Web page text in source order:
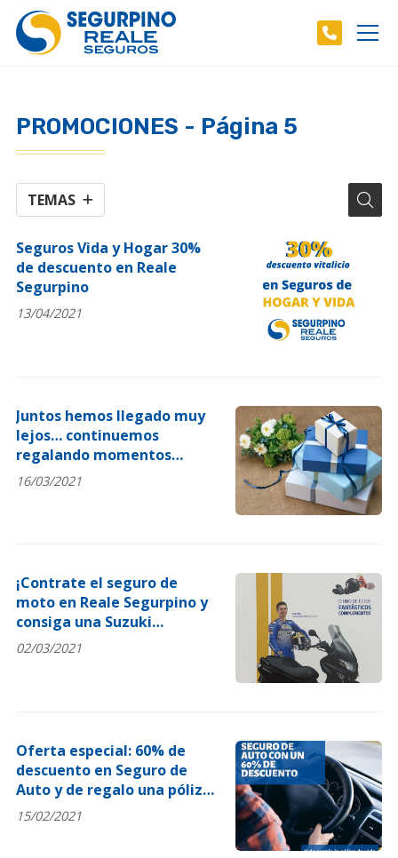
PROMOCIONES - Página 5
TEMAS
Seguros Vida y Hogar 30%
de descuento en Reale
Segurpino
13/04/2021
Juntos hemos llegado muy
lejos… continuemos
regalando momentos
únicos
16/03/2021
¡Contrate el seguro de
moto en Reale Segurpino y
consiga una Suzuki
Burgman!
02/03/2021
Oferta especial: 60% de
descuento en Seguro de
Auto y de regalo una póliza
de vida individual para el
15/02/2021